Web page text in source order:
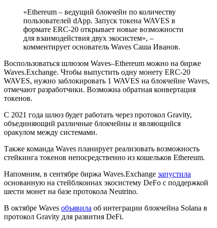
«Ethereum – ведущий блокчейн по количеству
пользователей dApp. Запуск токена WAVES в
формате ERC-20 открывает новые возможности
для взаимодействия двух экосистем», –
комментирует основатель Waves Саша Иванов.
Воспользоваться шлюзом Waves–Ethereum можно на бирже
Waves.Exchange. Чтобы выпустить одну монету ERC-20
WAVES, нужно заблокировать 1 WAVES на блокчейне Waves,
отмечают разработчики. Возможна обратная конвертация
токенов.
С 2021 года шлюз будет работать через протокол Gravity,
объединяющий различные блокчейны и являющийся
оракулом между системами.
Также команда Waves планирует реализовать возможность
стейкинга токенов непосредственно из кошельков Ethereum.
Напомним, в сентябре биржа Waves.Exchange запустила
основанную на стейблкоинах экосистему DeFo с поддержкой
шести монет на базе протокола Neutrino.
В октябре Waves объявила об интеграции блокчейна Solana в
протокол Gravity для развития DeFi.